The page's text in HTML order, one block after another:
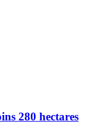
280 hectares